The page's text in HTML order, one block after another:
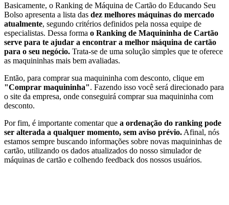
Basicamente, o Ranking de Máquina de Cartão do Educando Seu
Bolso apresenta a lista das dez melhores máquinas do mercado
atualmente, segundo critérios definidos pela nossa equipe de
especialistas. Dessa forma o Ranking de Maquininha de Cartão
serve para te ajudar a encontrar a melhor máquina de cartão
para o seu negócio. Trata-se de uma solução simples que te oferece
as maquininhas mais bem avaliadas.
Então, para comprar sua maquininha com desconto, clique em
"Comprar maquininha". Fazendo isso você será direcionado para
o site da empresa, onde conseguirá comprar sua maquininha com
desconto.
Por fim, é importante comentar que a ordenação do ranking pode
ser alterada a qualquer momento, sem aviso prévio. Afinal, nós
estamos sempre buscando informações sobre novas maquininhas de
cartão, utilizando os dados atualizados do nosso simulador de
máquinas de cartão e colhendo feedback dos nossos usuários.